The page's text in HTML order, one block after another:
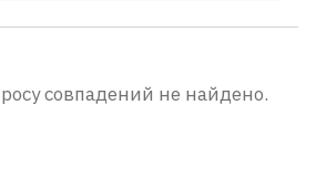
совпадений не найдено.